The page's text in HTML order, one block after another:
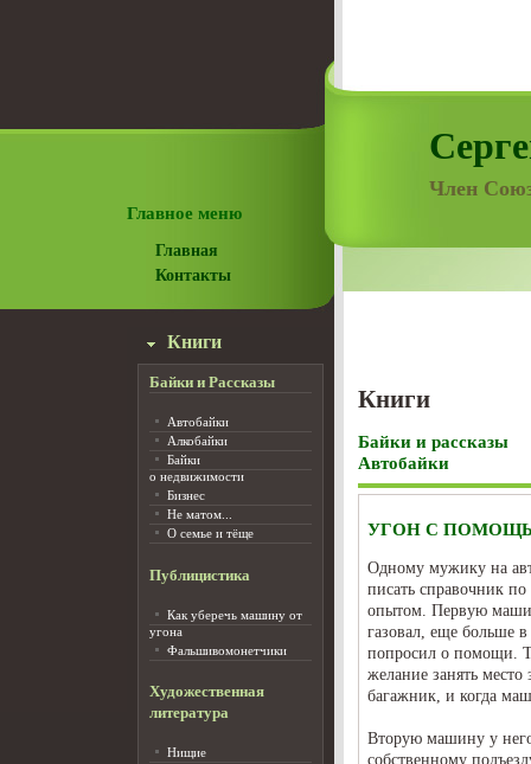
Главное меню
Главная
Контакты
Книги
Байки и Рассказы
Автобайки
Алкобайки
Байки
о недвижимости
Бизнес
Не матом...
О семье и тёще
Публицистика
Как уберечь машину от
угона
Фальшивомонетчики
Художественная
литература
Нищие
Член
Книги
Байки и рассказы
Автобайки
УГОН С
Одному мужику на
писать справочник
опытом. Первую
газовал, еще больше
попросил о помощи.
желание занять
багажник, и когда
Вторую машину у
собственному